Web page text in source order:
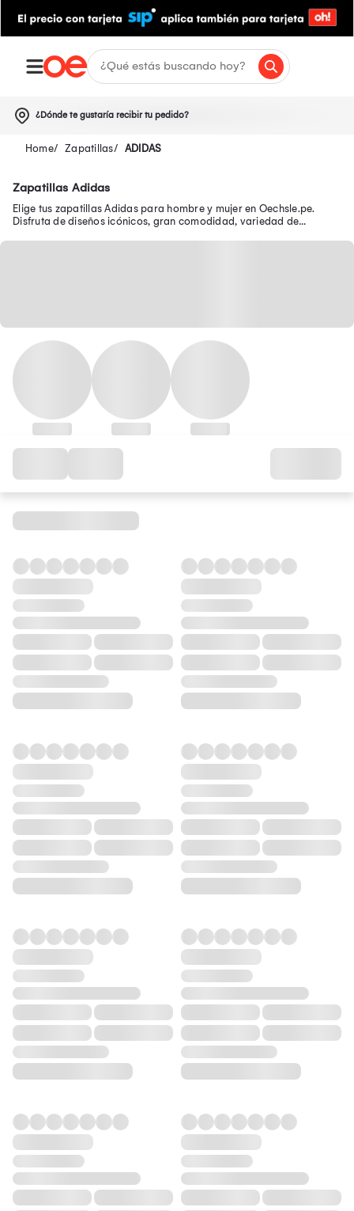
¿Dónde te gustaría recibir tu pedido?
Zapatillas ADIDAS
Zapatillas Adidas
Elige tus zapatillas Adidas para hombre y mujer en Oechsle.pe.
Disfruta de diseños icónicos, gran comodidad, variedad de